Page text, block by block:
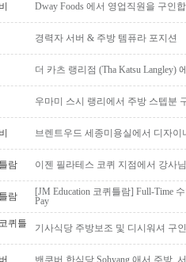
Dway Foods 에서 영업직원을 구인
경력자 서버 & 주방 템퓨라 포지션
더 카츠 랭리점 (Tha Katsu Langley)
우마미 스시 랭리에서 주방 스텝분
브렌트우드 세종미용실에서 디자이
람 이젠 필라테스 코퀴 지점에서 강사
람
[JM Education 코퀴틀람] Full-Time
Pay
퀴틀
기사식당 주방보조 및 디시워셔 구
밴쿠버 한식당 Sohyang 애서 주방,